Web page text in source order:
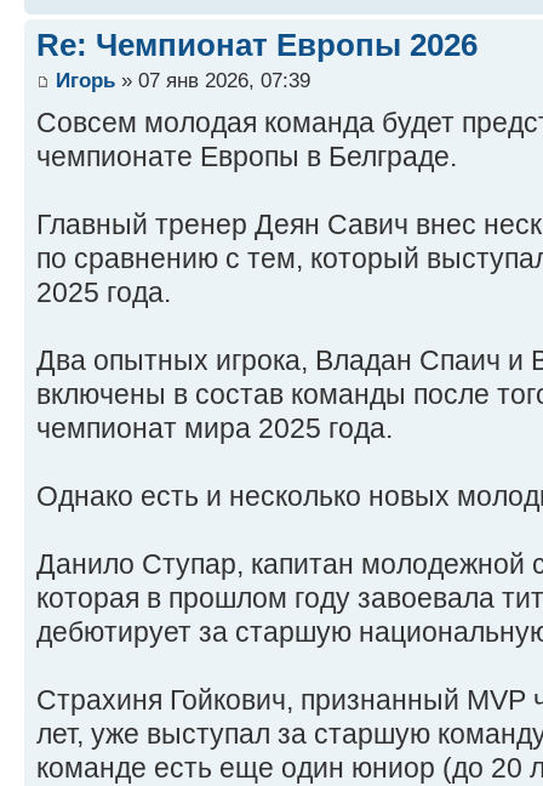
Re: Чемпионат Европы 2026
Игорь » 07 янв 2026, 07:39
Совсем молодая команда будет
чемпионате Европы в Белграде.
Главный тренер Деян Савич внес
по сравнению с тем, который
2025 года.
Два опытных игрока, Владан Спаич и
включены в состав команды после
чемпионат мира 2025 года.
Однако есть и несколько новых
Данило Ступар, капитан молодежной
которая в прошлом году завоевала
дебютирует за старшую
Страхиня Гойкович, признанный
лет, уже выступал за старшую
команде есть еще один юниор (до 20